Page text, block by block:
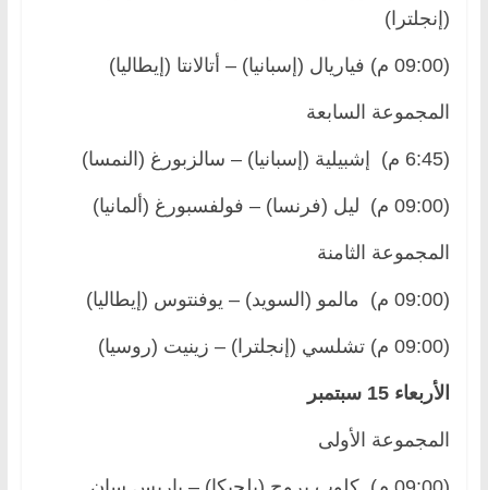
(إنجلترا)
(09:00 م) فياريال (إسبانيا) – أتالانتا (إيطاليا)
المجموعة السابعة
(6:45 م) إشبيلية (إسبانيا) – سالزبورغ (النمسا)
(09:00 م) ليل (فرنسا) – فولفسبورغ (ألمانيا)
المجموعة الثامنة
(09:00 م) مالمو (السويد) – يوفنتوس (إيطاليا)
(09:00 م) تشلسي (إنجلترا) – زينيت (روسيا)
الأربعاء 15 سبتمبر
المجموعة الأولى